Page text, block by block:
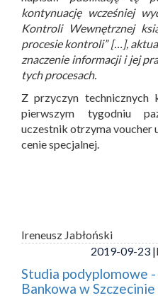
kontynuację wcześniej
Kontroli Wewnętrznej
procesie kontroli” […],
znaczenie informacji i jej
tych procesach.
Z przyczyn technicznych
pierwszym tygodniu
uczestnik otrzyma voucher
cenie specjalnej.
Ireneusz Jabłoński
2019-09-23 |
Studia podyplomowe -
Bankowa w Szczecinie